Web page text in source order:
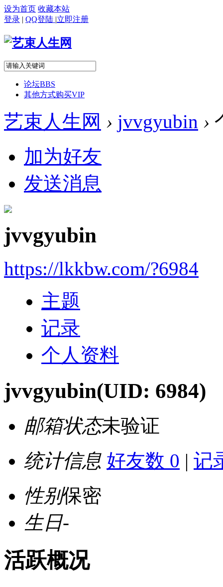
设为首页 收藏本站
登录 | QQ登陆 |立即注册
论坛BBS
其他方式购买VIP
艺束人生网 › jvvgyubin ›
加为好友
发送消息
jvvgyubin
https://lkkbw.com/?6984
主题
记录
个人资料
jvvgyubin(UID: 6984)
邮箱状态未验证
统计信息 好友数 0 | 记
性别保密
生日-
活跃概况